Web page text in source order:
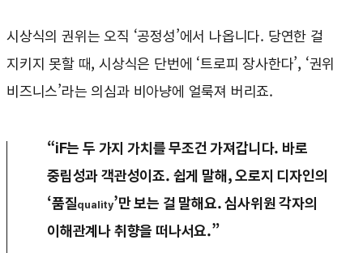
시상식의 권위는 오직 ‘공정성’에서 나옵니다. 당연한 걸
지키지 못할 때, 시상식은 단번에 ‘트로피 장사한다’, ‘권위
비즈니스’라는 의심과 비아냥에 얼룩져 버리죠.
“iF는 두 가지 가치를 무조건 가져갑니다. 바로
중립성과 객관성이죠. 쉽게 말해, 오로지 디자인의
‘품질quality’만 보는 걸 말해요. 심사위원 각자의
이해관계나 취향을 떠나서요.”